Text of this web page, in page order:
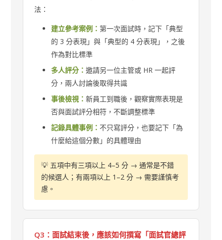
法：
建立參考案例： 第一次面試時，記下「典型
的 3 分表現」與「典型的 4 分表現」，之後
作為對比標準
多人評分：邀請另一位主管或 HR 一起評
分，兩人討論後取得共識
事後檢視：新員工到職後，觀察實際表現是
否與面試評分相符，不斷調整標準
記錄具體事例： 不只寫評分，也要記下「為
什麼給這個分數」的具體理由
💡 五項中有三項以上 4–5 分 → 通常是不錯
的候選人；有兩項以上 1–2 分 → 需要謹慎考
慮。
Q3：面試結束後，應該如何撰寫「面試官總評